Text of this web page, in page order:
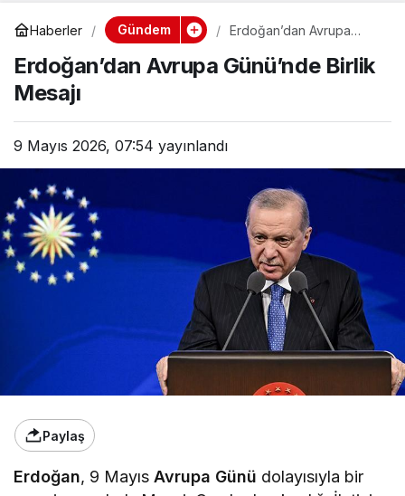
Haberler Gündem
Erdoğan’dan Avrupa
Erdoğan’dan Avrupa Günü’nde Birlik
Mesajı
9 Mayıs 2026, 07:54 yayınlandı
Paylaş
Erdoğan, 9 MayısAvrupa Günü dolayısıyla bir